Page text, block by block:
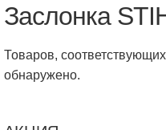
Заслонка
Товаров,
обнаружено.